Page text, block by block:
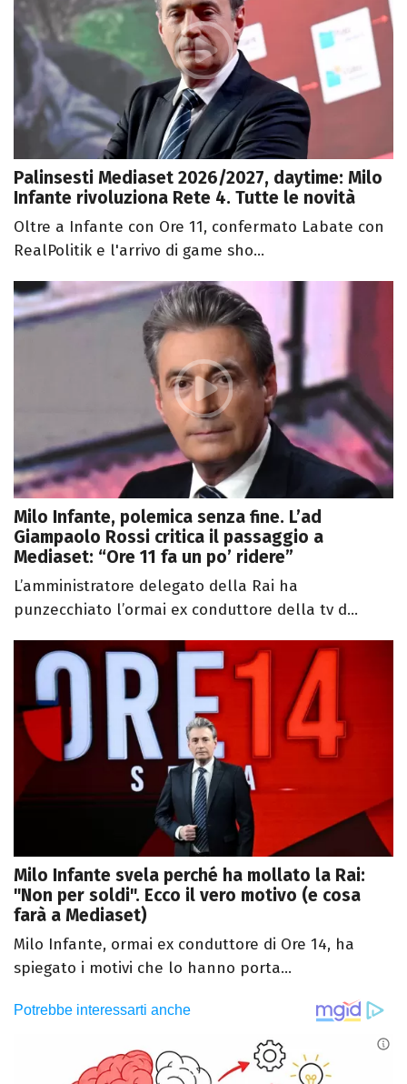
Palinsesti Mediaset 2026/2027, daytime: Milo
Infante rivoluziona Rete 4. Tutte le novità
Oltre a Infante con Ore 11, confermato Labate con
RealPolitik e l'arrivo di game sho...
Milo Infante, polemica senza fine. L’ad
Giampaolo Rossi critica il passaggio a
Mediaset: “Ore 11 fa un po’ ridere”
L’amministratore delegato della Rai ha
punzecchiato l’ormai ex conduttore della tv d...
Milo Infante svela perché ha mollato la Rai:
"Non per soldi". Ecco il vero motivo (e cosa
farà a Mediaset)
Milo Infante, ormai ex conduttore di Ore 14, ha
spiegato i motivi che lo hanno porta...